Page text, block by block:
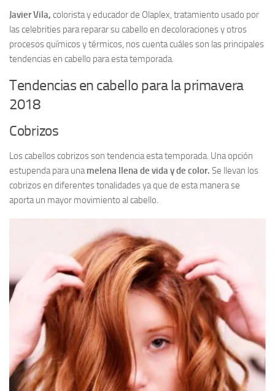
Javier Vila, colorista y educador de Olaplex, tratamiento usado por
las celebrities para reparar su cabello en decoloraciones y otros
procesos químicos y térmicos, nos cuenta cuáles son las principales
tendencias en cabello para esta temporada.
Tendencias en cabello para la primavera
2018
Cobrizos
Los cabellos cobrizos son tendencia esta temporada. Una opción
estupenda para una melena llena de vida y de color. Se llevan los
cobrizos en diferentes tonalidades ya que de esta manera se
aporta un mayor movimiento al cabello.